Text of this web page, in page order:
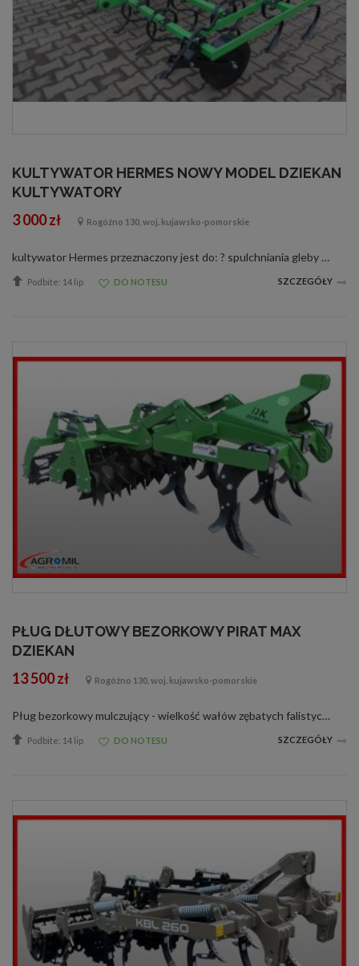
KULTYWATOR HERMES NOWY MODEL DZIEKAN
KULTYWATORY
3 000 zł Rogóźno 130, woj. kujawsko-pomorskie
kultywator Hermes przeznaczony jest do: ? spulchniania gleby ? wyciągania chwastów rozłogowych ? niszczenia chwastów nasiennych ? kultywatorowania ściernisk ? przygotowania gleby pod siew ? uprawy zelżałych i zaoranych na zimę gleb. Nadaje si
Podbite: 14 lip DO NOTESU SZCZEGÓŁY
PŁUG DŁUTOWY BEZORKOWY PIRAT MAX
DZIEKAN
13 500 zł Rogóźno 130, woj. kujawsko-pomorskie
Pług bezorkowy mulczujący - wielkość wałów zębatych falistych śr.530 przód; śr.460 tył i strunowy zębaty śr.320 Dane techniczne: - symbol PDBP18K2F2Z - głębokość pracy do 40 cm - szerokość robocza 1,8 m - ilość zębów 5 - masa 9...
Podbite: 14 lip DO NOTESU SZCZEGÓŁY